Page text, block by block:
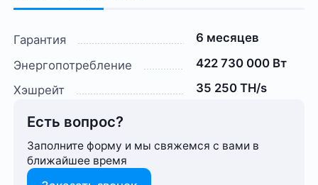
Гарантия
6 месяцев
Энергопотребление
422 730 000 Вт
Хэшрейт
35 250 TH/s
Есть вопрос?
Заполните форму и мы свяжемся с вами в
ближайшее время